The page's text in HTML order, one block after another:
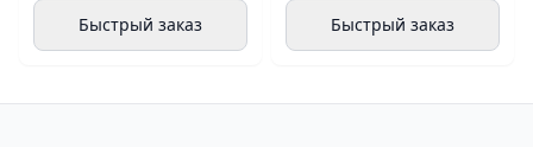
Быстрый заказ Быстрый заказ